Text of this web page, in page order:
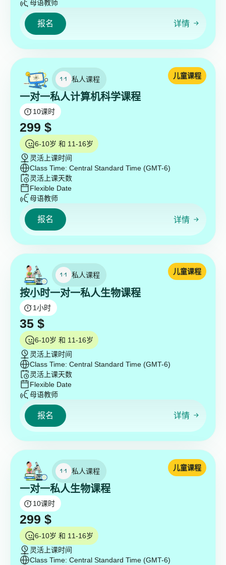
母语教师
报名 详情
私人课程
一对一私人计算机科学课程
儿童课程
10课时
299 $
6-10岁 和 11-16岁
灵活上课时间
Class Time: Central Standard Time (GMT-6)
灵活上课天数
Flexible Date
母语教师
报名 详情
私人课程
按小时一对一私人生物课程
儿童课程
1小时
35 $
6-10岁 和 11-16岁
灵活上课时间
Class Time: Central Standard Time (GMT-6)
灵活上课天数
Flexible Date
母语教师
报名 详情
私人课程
一对一私人生物课程
儿童课程
10课时
299 $
6-10岁 和 11-16岁
灵活上课时间
Class Time: Central Standard Time (GMT-6)